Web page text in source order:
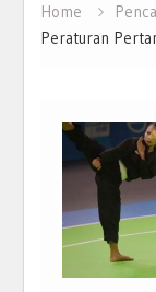
Home
Peraturan